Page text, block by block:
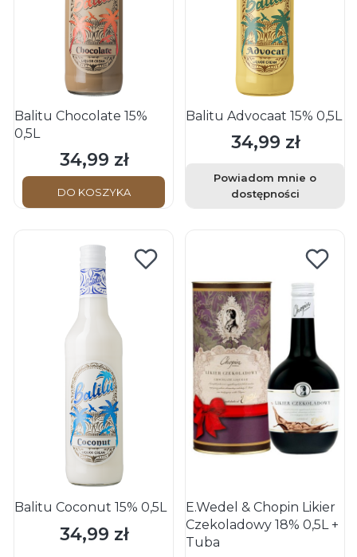
Balitu Chocolate 15%
0,5L
Cena
34,99 zł
DO KOSZYKA
Balitu Advocaat 15% 0,5L
Cena
34,99 zł
Powiadom mnie o
dostępności
Balitu Coconut 15% 0,5L
Cena
34,99 zł
E.Wedel & Chopin Likier
Czekoladowy 18% 0,5L +
Tuba